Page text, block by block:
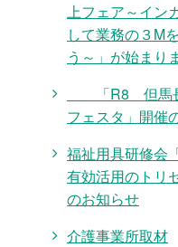
上フェア～イン
して業務の３M
う～」が始まり
「R8 但馬
フェスタ」開催
福祉用具研修会
有効活用のトリ
のお知らせ
介護事業所取材